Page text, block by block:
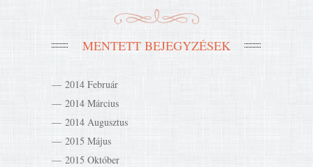
MENTETT BEJEGYZÉSEK
2014 Február
2014 Március
2014 Augusztus
2015 Május
2015 Október